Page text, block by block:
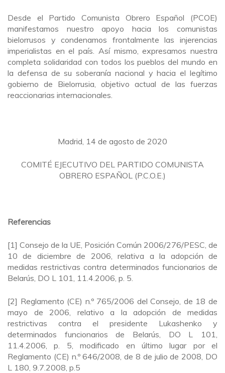
Desde el Partido Comunista Obrero Español (PCOE)
manifestamos nuestro apoyo hacia los comunistas
bielorrusos y condenamos frontalmente las injerencias
imperialistas en el país. Así mismo, expresamos nuestra
completa solidaridad con todos los pueblos del mundo en
la defensa de su soberanía nacional y hacia el legítimo
gobierno de Bielorrusia, objetivo actual de las fuerzas
reaccionarias internacionales.
Madrid, 14 de agosto de 2020
COMITÉ EJECUTIVO DEL PARTIDO COMUNISTA
OBRERO ESPAÑOL (P.C.O.E.)
Referencias
[1] Consejo de la UE, Posición Común 2006/276/PESC, de
10 de diciembre de 2006, relativa a la adopción de
medidas restrictivas contra determinados funcionarios de
Belarús, DO L 101, 11.4.2006, p. 5.
[2] Reglamento (CE) n.º 765/2006 del Consejo, de 18 de
mayo de 2006, relativo a la adopción de medidas
restrictivas contra el presidente Lukashenko y
determinados funcionarios de Belarús, DO L 101,
11.4.2006, p. 5, modificado en último lugar por el
Reglamento (CE) n.º 646/2008, de 8 de julio de 2008, DO
L 180, 9.7.2008, p.5